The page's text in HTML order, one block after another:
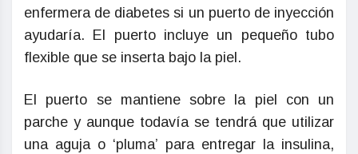
enfermera de diabetes si un puerto de inyección
ayudaría. El puerto incluye un pequeño tubo
flexible que se inserta bajo la piel.
El puerto se mantiene sobre la piel con un
parche y aunque todavía se tendrá que utilizar
una aguja o ‘pluma’ para entregar la insulina,